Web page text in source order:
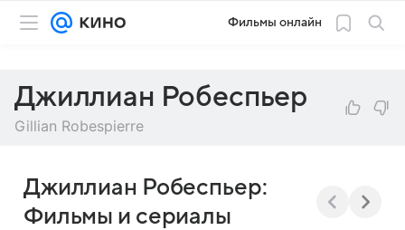
Фильмы онлайн
Джиллиан Робеспьер
Gillian Robespierre
Джиллиан Робеспьер:
Фильмы и сериалы